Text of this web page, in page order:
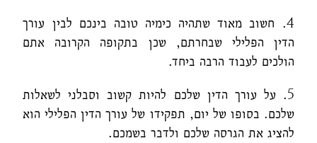
4. חשוב מאוד שתהיה כימיה טובה בינכם לבין עורך
הדין הפלילי שבחרתם, שכן בתקופה הקרובה אתם
הולכים לעבוד הרבה ביחד.
5. על עורך הדין שלכם להיות קשוב וסבלני לשאלות
שלכם. בסופו של יום, תפקידו של עורך הדין הפלילי הוא
להציג את הגרסה שלכם ולדבר בשמכם.